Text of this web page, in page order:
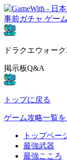
事前ガチャ ゲー
ドラクエウォー
掲示板Q&A
トップに戻る
ゲーム攻略一覧を
トップペー
最強武器
最強こころ